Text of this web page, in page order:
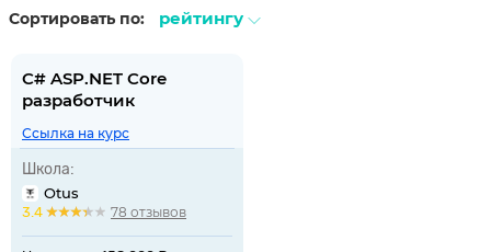
Сортировать по: рейтингу
C# ASP.NET Core
разработчик
Ссылка на курс
Школа:
Otus
3.4 78 отзывов